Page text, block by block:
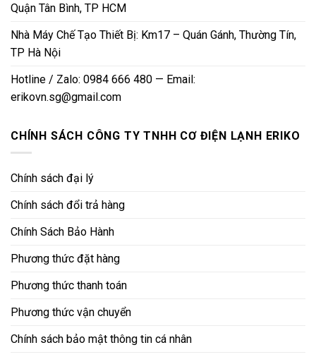
Quận Tân Bình, TP HCM
Nhà Máy Chế Tạo Thiết Bị: Km17 – Quán Gánh, Thường Tín,
TP Hà Nội
Hotline / Zalo: 0984 666 480 — Email:
erikovn.sg@gmail.com
CHÍNH SÁCH CÔNG TY TNHH CƠ ĐIỆN LẠNH ERIKO
Chính sách đại lý
Chính sách đổi trả hàng
Chính Sách Bảo Hành
Phương thức đặt hàng
Phương thức thanh toán
Phương thức vận chuyển
Chính sách bảo mật thông tin cá nhân